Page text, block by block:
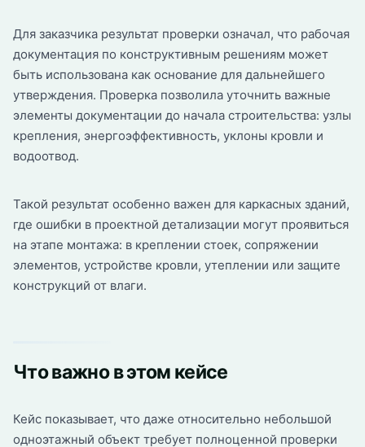
Для заказчика результат проверки означал, что рабочая
документация по конструктивным решениям может
быть использована как основание для дальнейшего
утверждения. Проверка позволила уточнить важные
элементы документации до начала строительства: узлы
крепления, энергоэффективность, уклоны кровли и
водоотвод.
Такой результат особенно важен для каркасных зданий,
где ошибки в проектной детализации могут проявиться
на этапе монтажа: в креплении стоек, сопряжении
элементов, устройстве кровли, утеплении или защите
конструкций от влаги.
Что важно в этом кейсе
Кейс показывает, что даже относительно небольшой
одноэтажный объект требует полноценной проверки